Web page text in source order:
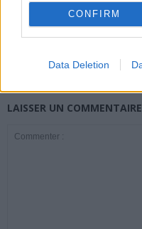
CONFIRM
Data Deletion
Canicule : les conseils
essentiels des
cardiologues pour
Santé
Éclipse
LAISSER UN COMMENTAIRE